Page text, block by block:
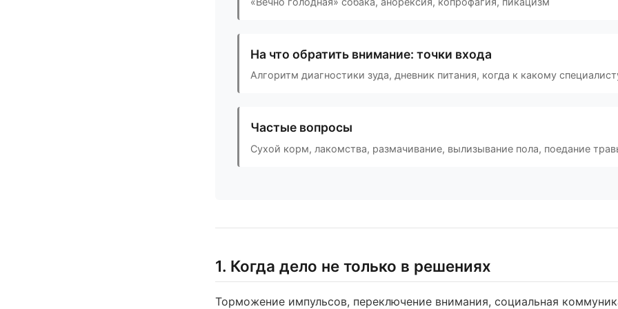
На что обратить внимание: точки входа
Алгоритм диагностики зуда, дневник питания, когда к какому
Частые вопросы
Сухой корм, лакомства, размачивание, вылизывание пола, поедание
1. Когда дело не только в решениях
Торможение импульсов, переключение внимания, социальная